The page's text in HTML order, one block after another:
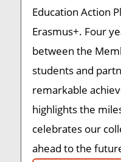
Education Action
Erasmus+. Four
between the
students and
remarkable
highlights the
celebrates our
ahead to the